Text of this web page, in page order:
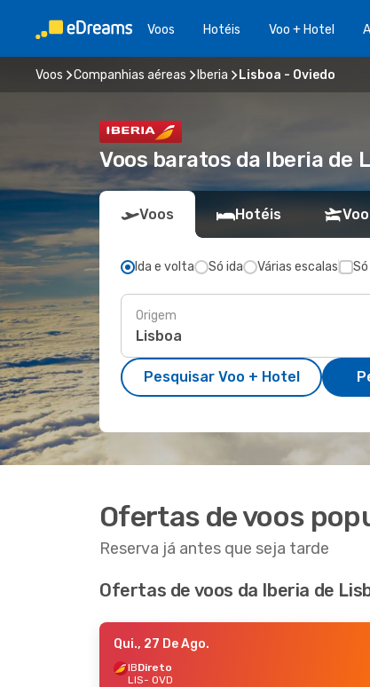
Voos Hotéis Voo + Hotel
Voos Companhias aéreas Iberia Lisboa - Oviedo
Voos baratos da Iberia de
Voos Hotéis
Ida e volta Só ida Várias escalas
Origem
Pesquisar Voo + Hotel
Ofertas de voos
Reserva já antes que seja tarde
Ofertas de voos da Iberia de
Qui., 27 De Ago.
IBDireto
LIS- OVD